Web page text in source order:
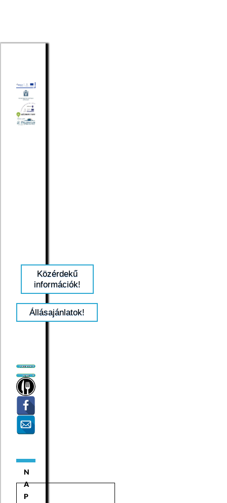
Közérdekű
információk!
Állásajánlatok!
N
A
P